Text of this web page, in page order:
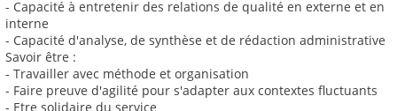
- Capacité à entretenir des relations de qualité en externe et en
interne
- Capacité d'analyse, de synthèse et de rédaction administrative
Savoir être :
- Travailler avec méthode et organisation
- Faire preuve d'agilité pour s'adapter aux contextes fluctuants
- Etre solidaire du service